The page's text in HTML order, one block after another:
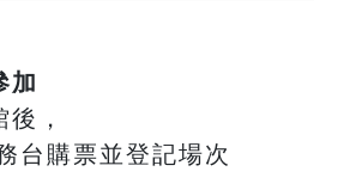
加
，
台購票並登記場次